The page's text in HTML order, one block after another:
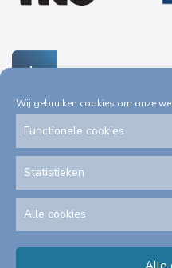
Wij gebruiken cookies om onze
Functionele cookies
Statistieken
Alle cookies
Privacystatement